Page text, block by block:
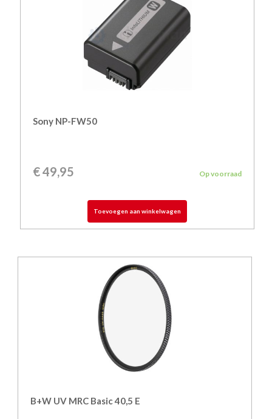
Sony NP-FW50
€49,95 Op voorraad
Toevoegen aan winkelwagen
B+W UV MRC Basic 40,5 E